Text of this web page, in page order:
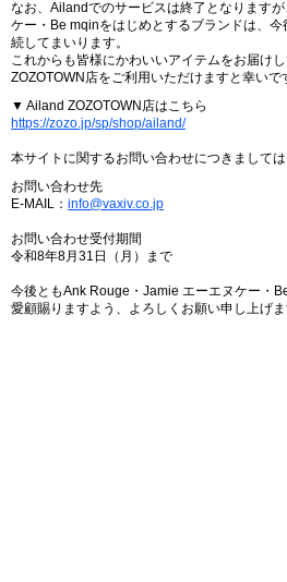
なお、Ailandでのサービスは終了となります
ケー・Be mqinをはじめとするブランドは、
続してまいります。
これからも皆様にかわいいアイテムをお届け
ZOZOTOWN店をご利用いただけますと幸いで
▼ Ailand ZOZOTOWN店はこちら
https://zozo.jp/sp/shop/ailand/
本サイトに関するお問い合わせにつきまして
お問い合わせ先
E-MAIL： info@vaxiv.co.jp
お問い合わせ受付期間
令和8年8月31日（月）まで
今後ともAnk Rouge・Jamie エーエヌケー・
愛顧賜りますよう、よろしくお願い申し上げま